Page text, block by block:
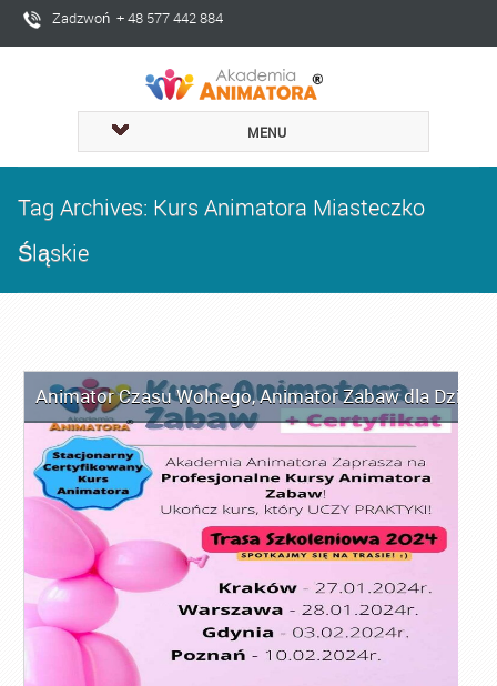
Zadzwoń + 48 577 442 884
MENU
Tag Archives: Kurs Animatora Miasteczko
Śląskie
Animator Czasu Wolnego,Animator Zabaw dla Dzieci